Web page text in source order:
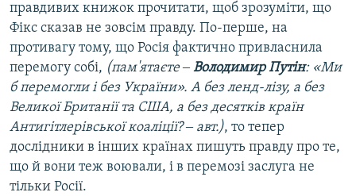
правдивих книжок прочитати, щоб зрозуміти, що
Фікс сказав не зовсім правду. По-перше, на
противагу тому, що Росія фактично привласнила
перемогу собі, (пам'ятаєте ‒Володимир Путін: «Ми
б перемогли і без України». А без ленд-лізу, а без
Великої Британії та США, а без десятків країн
Антигітлерівської коаліції? ‒ авт.), то тепер
дослідники в інших країнах пишуть правду про те,
що й вони теж воювали, і в перемозі заслуга не
тільки Росії.